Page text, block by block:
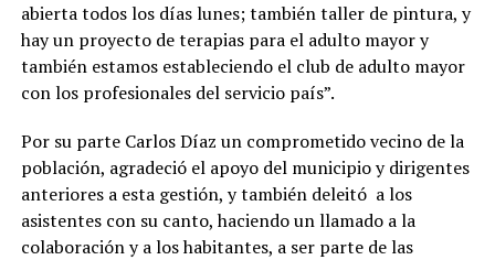
abierta todos los días lunes; también taller de pintura, y
hay un proyecto de terapias para el adulto mayor y
también estamos estableciendo el club de adulto mayor
con los profesionales del servicio país”.
Por su parte Carlos Díaz un comprometido vecino de la
población, agradeció el apoyo del municipio y dirigentes
anteriores a esta gestión, y también deleitó a los
asistentes con su canto, haciendo un llamado a la
colaboración y a los habitantes, a ser parte de las